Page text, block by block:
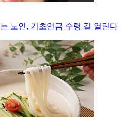
노인, 기초연금 수령 길 열린다